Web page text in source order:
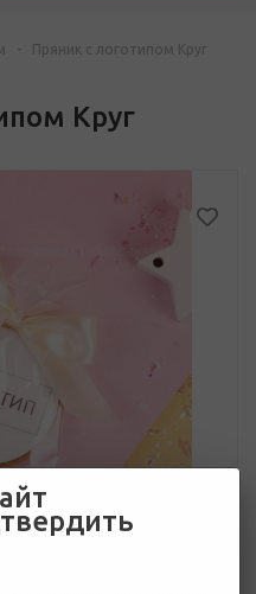
- Пряник с логотипом Круг
Круг